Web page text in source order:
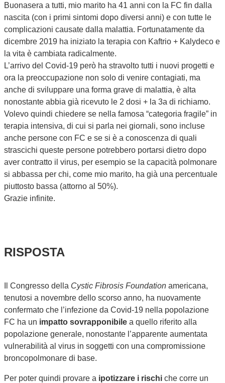
Buonasera a tutti, mio marito ha 41 anni con la FC fin dalla
nascita (con i primi sintomi dopo diversi anni) e con tutte le
complicazioni causate dalla malattia. Fortunatamente da
dicembre 2019 ha iniziato la terapia con Kaftrio + Kalydeco e
la vita è cambiata radicalmente.
L’arrivo del Covid-19 però ha stravolto tutti i nuovi progetti e
ora la preoccupazione non solo di venire contagiati, ma
anche di sviluppare una forma grave di malattia, è alta
nonostante abbia già ricevuto le 2 dosi + la 3a di richiamo.
Volevo quindi chiedere se nella famosa “categoria fragile” in
terapia intensiva, di cui si parla nei giornali, sono incluse
anche persone con FC e se si è a conoscenza di quali
strascichi queste persone potrebbero portarsi dietro dopo
aver contratto il virus, per esempio se la capacità polmonare
si abbassa per chi, come mio marito, ha già una percentuale
piuttosto bassa (attorno al 50%).
Grazie infinite.
RISPOSTA
Il Congresso della Cystic Fibrosis Foundation americana,
tenutosi a novembre dello scorso anno, ha nuovamente
confermato che l’infezione da Covid-19 nella popolazione
FC ha un impatto sovrapponibile a quello riferito alla
popolazione generale, nonostante l’apparente aumentata
vulnerabilità al virus in soggetti con una compromissione
broncopolmonare di base.
Per poter quindi provare a ipotizzare i rischi che corre un